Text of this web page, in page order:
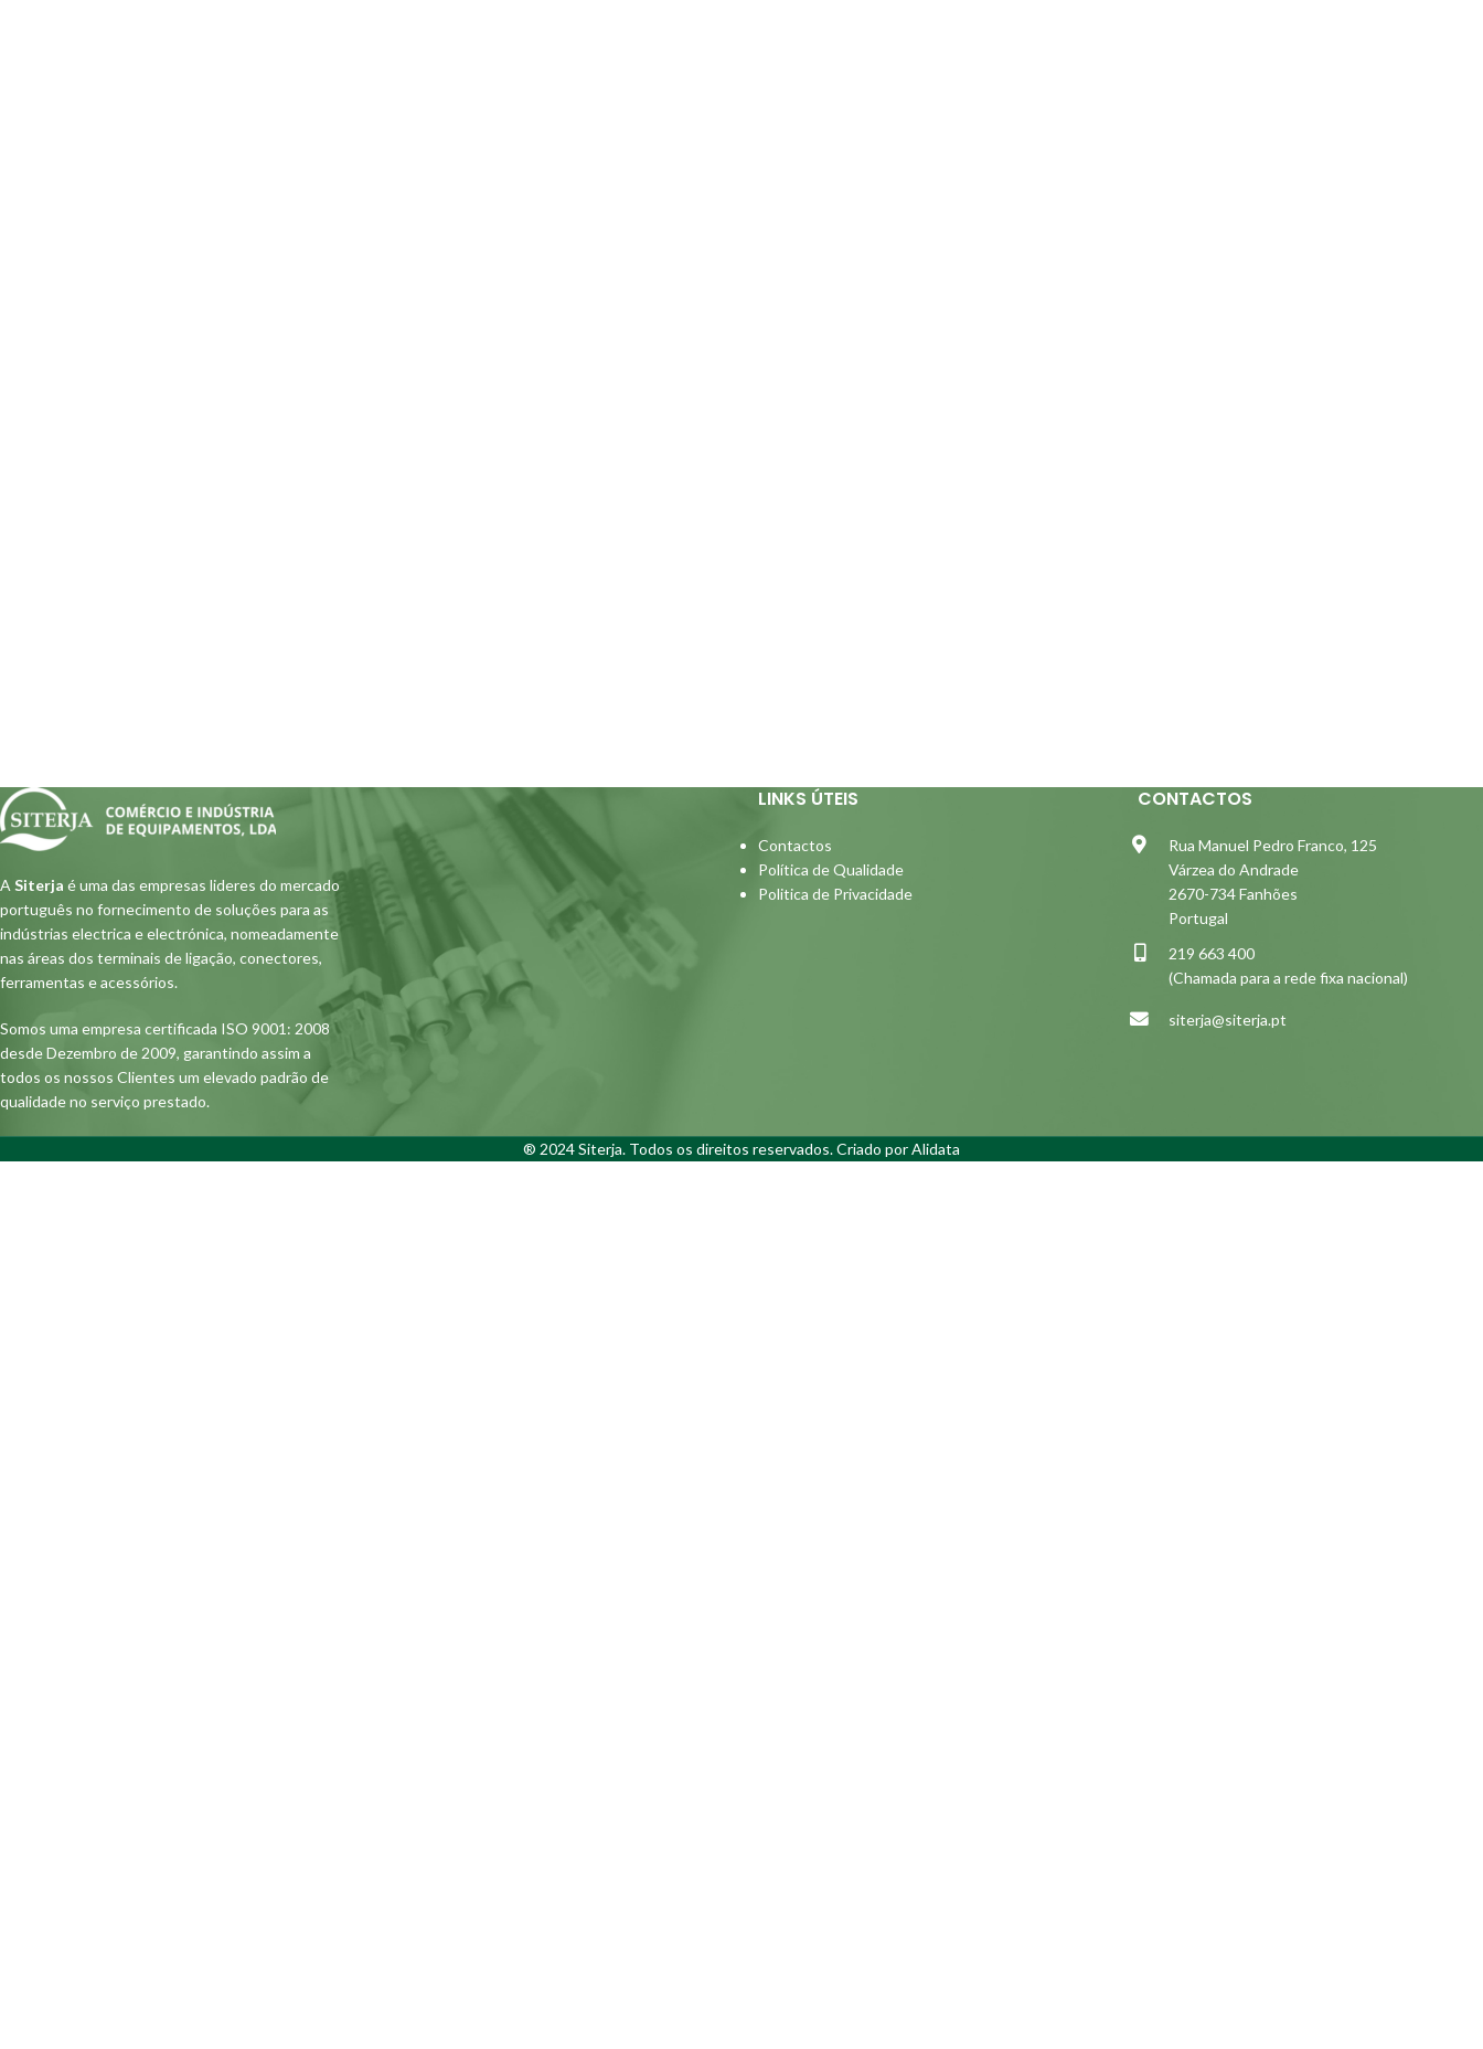
A Siterja é uma das empresas lideres do mercado
português no fornecimento de soluções para as
indústrias electrica e electrónica, nomeadamente
nas áreas dos terminais de ligação, conectores,
ferramentas e acessórios.
Somos uma empresa certificada ISO 9001: 2008
desde Dezembro de 2009, garantindo assim a
todos os nossos Clientes um elevado padrão de
qualidade no serviço prestado.
LINKS ÚTEIS
Contactos
Política de Qualidade
Politica de Privacidade
CONTACTOS
Rua Manuel Pedro Franco, 125
Várzea do Andrade
2670-734 Fanhões
Portugal
219 663 400
(Chamada para a rede fixa nacional)
siterja@siterja.pt
® 2024 Siterja. Todos os direitos reservados. Criado porAlidata